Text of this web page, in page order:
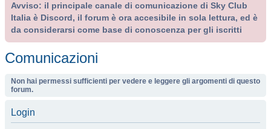
Avviso: il principale canale di comunicazione di Sky Club
Italia è Discord, il forum è ora accesibile in sola lettura, ed è
da considerarsi come base di conoscenza per gli iscritti
Comunicazioni
Non hai permessi sufficienti per vedere e leggere gli argomenti di questo
forum.
Login